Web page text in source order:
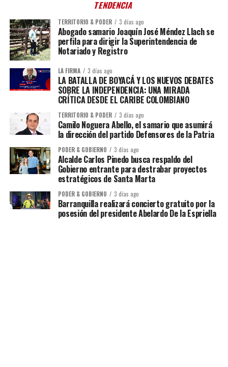
TENDENCIA
TERRITORIO & PODER 3 días ago
Abogado samario Joaquín José Méndez Llach se
perfila para dirigir la Superintendencia de
Notariado y Registro
LA FIRMA 3 días ago
LA BATALLA DE BOYACÁ Y LOS NUEVOS DEBATES
SOBRE LA INDEPENDENCIA: UNA MIRADA
CRÍTICA DESDE EL CARIBE COLOMBIANO
TERRITORIO & PODER 3 días ago
Camilo Noguera Abello, el samario que asumirá
la dirección del partido Defensores de la Patria
PODER & GOBIERNO 3 días ago
Alcalde Carlos Pinedo busca respaldo del
Gobierno entrante para destrabar proyectos
estratégicos de Santa Marta
PODER & GOBIERNO 3 días ago
Barranquilla realizará concierto gratuito por la
posesión del presidente Abelardo De la Espriella